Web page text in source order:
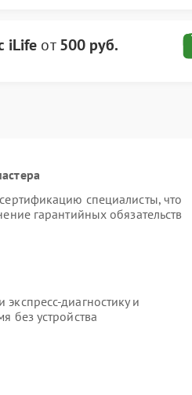
iLife от500 руб.
специалисты, что
гарантийных обязательств
диагностику и
без устройства